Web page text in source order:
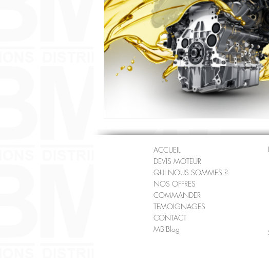
ACCUEIL
DEVIS MOTEUR
QUI NOUS SOMMES ?
NOS OFFRES
COMMANDER
TEMOIGNAGES
CONTACT
MB'Blog